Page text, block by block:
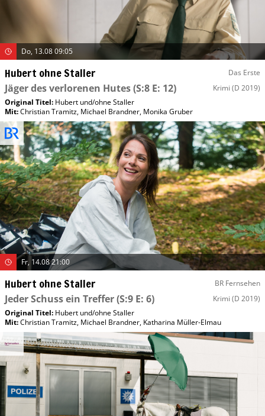
Do, 13.08 09:05
Hubert ohne Staller Das Erste
Jäger des verlorenen Hutes(S:8 E: 12) Krimi (D 2019)
Original Titel: Hubert und/​ohne Staller
Mit:Christian Tramitz, Michael Brandner, Monika Gruber
Fr, 14.08 21:00
Hubert ohne Staller BR Fernsehen
Jeder Schuss ein Treffer(S:9 E: 6) Krimi (D 2019)
Original Titel: Hubert und/​ohne Staller
Mit:Christian Tramitz, Michael Brandner, Katharina Müller-Elmau